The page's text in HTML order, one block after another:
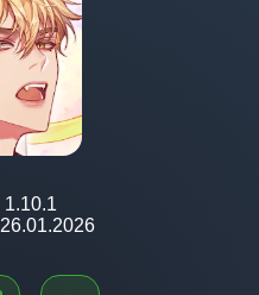
1.10.1
26.01.2026